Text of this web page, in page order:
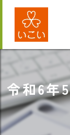
令和6年